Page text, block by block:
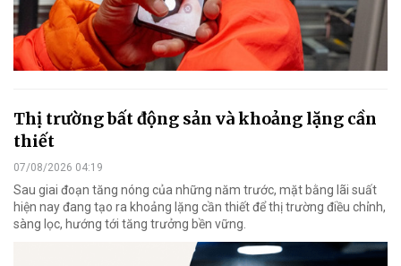
Thị trường bất động sản và khoảng lặng cần
thiết
07/08/2026 04:19
Sau giai đoạn tăng nóng của những năm trước, mặt bằng lãi suất
hiện nay đang tạo ra khoảng lặng cần thiết để thị trường điều chỉnh,
sàng lọc, hướng tới tăng trưởng bền vững.